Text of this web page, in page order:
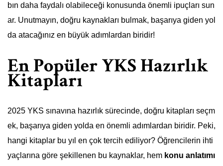
bın daha faydalı olabileceği konusunda önemli ipuçları sun
ar. Unutmayın, doğru kaynakları bulmak, başarıya giden yol
da atacağınız en büyük adımlardan biridir!
En Popüler YKS Hazırlık
Kitapları
2025 YKS sınavına hazırlık sürecinde, doğru kitapları seçm
ek, başarıya giden yolda en önemli adımlardan biridir. Peki,
hangi kitaplar bu yıl en çok tercih ediliyor? Öğrencilerin ihti
yaçlarına göre şekillenen bu kaynaklar, hem konu anlatımı